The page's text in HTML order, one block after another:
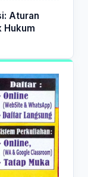
Aturan
Hukum